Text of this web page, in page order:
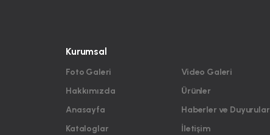
Kurumsal
Foto Galeri
Hakkımızda
Anasayfa
Kataloglar
Video Galeri
Ürünler
Haberler ve Duyurular
İletişim